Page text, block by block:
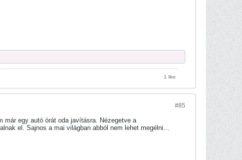
1 like
#85
egy autó órát oda javításra. Nézegetve a
el. Sajnos a mai világban abból nem lehet megélni...